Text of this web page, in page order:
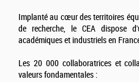
Implanté au cœur des territoires
de recherche, le CEA dispose
académiques et industriels en
Les 20 000 collaboratrices et
valeurs fondamentales :